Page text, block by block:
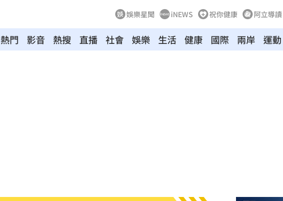
娛樂星聞 iNEWS 祝你健康 阿立導讀
熱門 影音 熱搜 直播 社會 娛樂 生活 健康 國際 兩岸 運動